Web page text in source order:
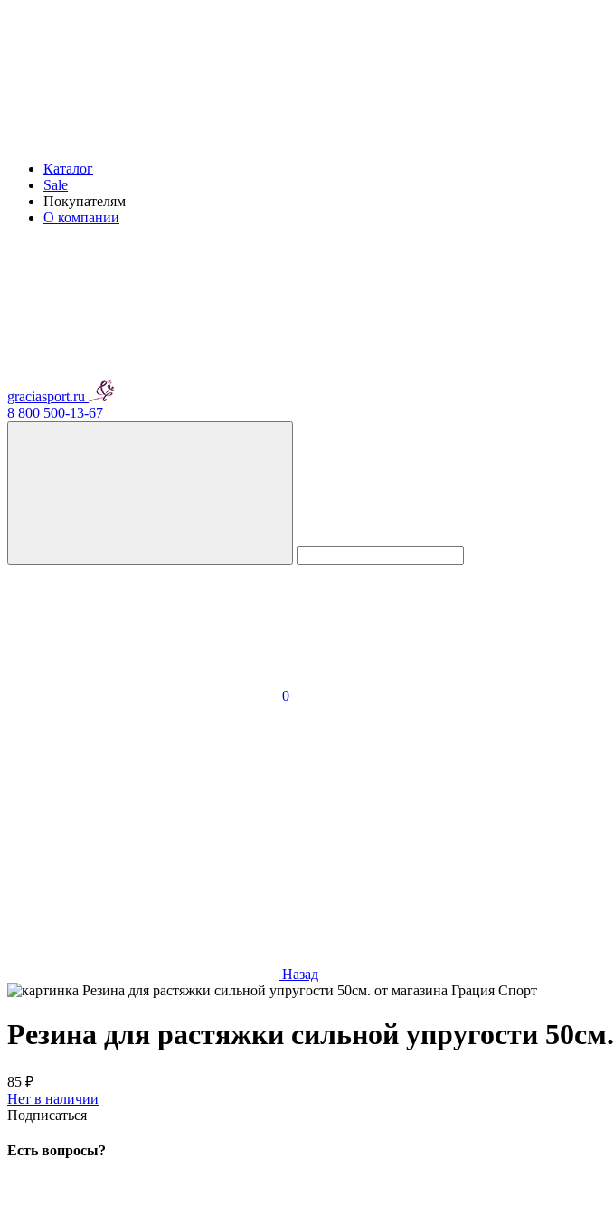
Каталог
Sale
Покупателям
О компании
graciasport.ru
8 800 500-13-67
0
Назад
Резина для растяжки сильной упругости 50см.
85 ₽
Нет в наличии
Подписаться
Есть вопросы?